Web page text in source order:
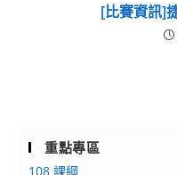
[比賽資訊]
重點專區
108 課綱